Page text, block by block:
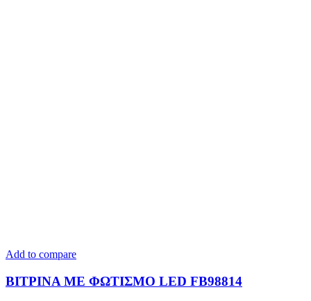
Add to compare
ΒΙΤΡΙΝΑ ΜΕ ΦΩΤΙΣΜΟ LED FB98814